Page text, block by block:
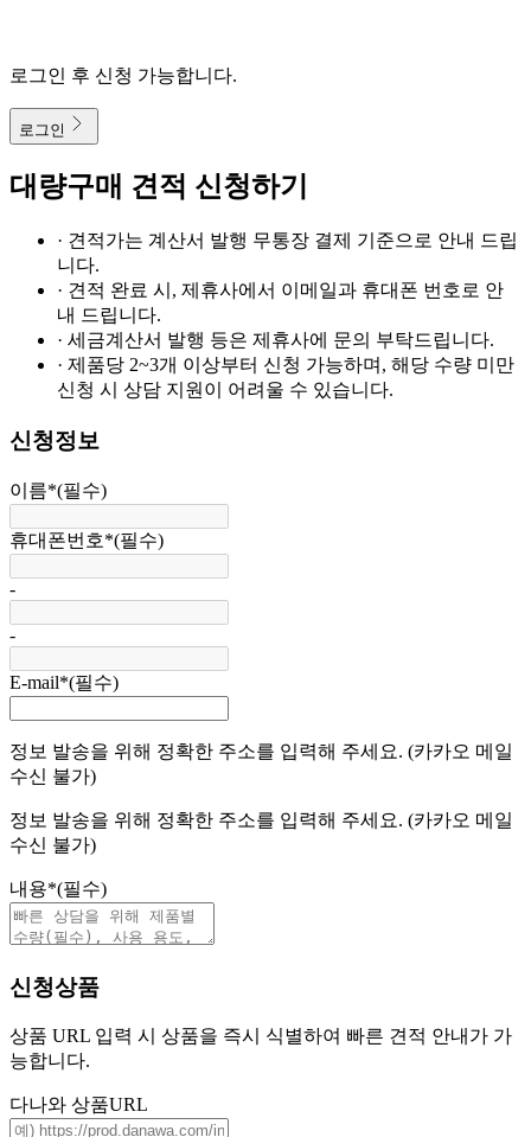
로그인 후 신청 가능합니다.
로그인
대량구매 견적 신청하기
· 견적가는 계산서 발행 무통장 결제 기준으로 안내 드립
니다.
· 견적 완료 시, 제휴사에서 이메일과 휴대폰 번호로 안
내 드립니다.
· 세금계산서 발행 등은 제휴사에 문의 부탁드립니다.
· 제품당 2~3개 이상부터 신청 가능하며, 해당 수량 미만
신청 시 상담 지원이 어려울 수 있습니다.
신청정보
이름*(필수)
휴대폰번호*(필수)
-
-
E-mail*(필수)
정보 발송을 위해 정확한 주소를 입력해 주세요. (카카오 메일
수신 불가)
정보 발송을 위해 정확한 주소를 입력해 주세요. (카카오 메일
수신 불가)
내용*(필수)
신청상품
상품 URL 입력 시 상품을 즉시 식별하여 빠른 견적 안내가 가
능합니다.
다나와 상품URL